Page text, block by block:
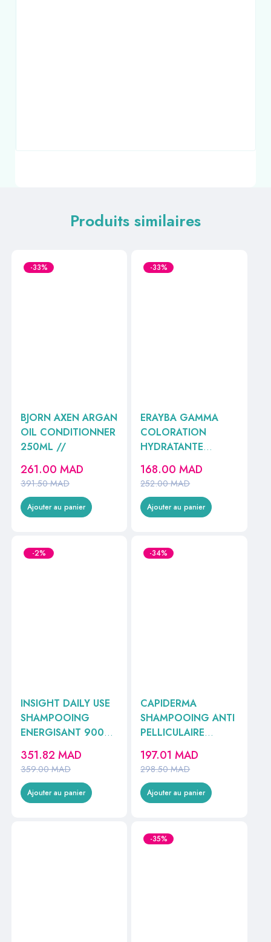
Produits similaires
-33%
BJORN AXEN ARGAN
OIL CONDITIONNER
250ML //
391.50MAD
261.00 MAD
Ajouter au panier
-33%
ERAYBA GAMMA
COLORATION
HYDRATANTE
PERMANENTE
BLOND CENDRE
N°7/10 100ML
252.00MAD
168.00MAD
Ajouter au panier
-2%
INSIGHT DAILY USE
SHAMPOOING
ENERGISANT 900ML
359.00MAD
351.82 MAD
Ajouter au panier
-34%
CAPIDERMA
SHAMPOOING ANTI
PELLICULAIRE
200ML
298.50MAD
197.01MAD
Ajouter au panier
-35%